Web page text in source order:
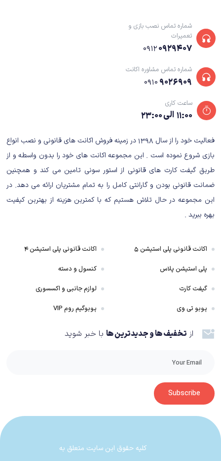
شماره تماس نصب بازی و
تعمیرات
۰۹۱۲۰۹۲۹۴۰۷
شماره تماس مشاوره اکانت
۰۹۱۰ ۹۰۲۶۹۰۹
ساعت کاری
۱۱:۰۰ الی ۲۳:۰۰
فعالیت خود را از سال ۱۳۹۸ در زمینه فروش اکانت های قانونی و نصب انواع
بازی شروع نموده است . این مجموعه اکانت های خود را بدون واسطه و از
طریق گیفت کارت های قانونی از استور سونی تامین می کند و همچنین
ضمانت قانونی بودن و گارانتی کامل را به تمام مشتریان ارائه می دهد. در
این مجموعه در حال تلاش هستیم که با کمترین هزینه از بهترین کیفیت
بهره ببرید .
اکانت قانونی پلی استیشن ۵
پلی استیشن پلاس
گیفت کارت
پوبو تی وی
اکانت قانونی پلی استیشن ۴
کنسول و دسته
لوازم جانبی و اکسسوری
پوبوگیم روم VIP
از تخفیف ها و جدیدترین ها با خبر شوید
Subscribe
کلیه حقوق این سایت متعلق به